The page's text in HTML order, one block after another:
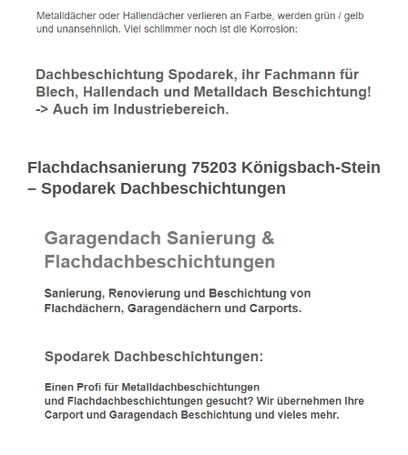
Flachdachsanierung 75203 Königsbach-Stein
– Spodarek Dachbeschichtungen